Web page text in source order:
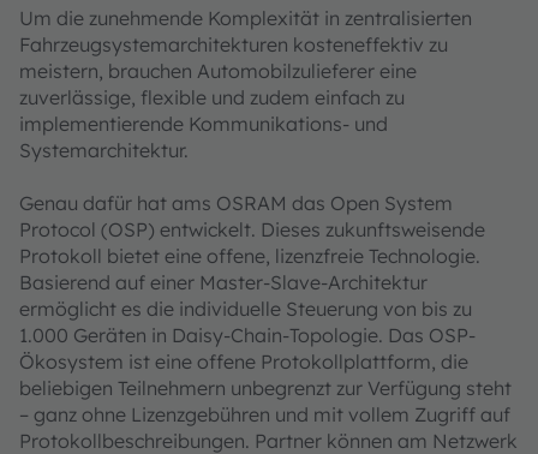
Um die zunehmende Komplexität in zentralisierten
Fahrzeugsystemarchitekturen kosteneffektiv zu
meistern, brauchen Automobilzulieferer eine
zuverlässige, flexible und zudem einfach zu
implementierende Kommunikations- und
Systemarchitektur.
Genau dafür hat ams OSRAM das Open System
Protocol (OSP) entwickelt. Dieses zukunftsweisende
Protokoll bietet eine offene, lizenzfreie Technologie.
Basierend auf einer Master-Slave-Architektur
ermöglicht es die individuelle Steuerung von bis zu
1.000 Geräten in Daisy-Chain-Topologie. Das OSP-
Ökosystem ist eine offene Protokollplattform, die
beliebigen Teilnehmern unbegrenzt zur Verfügung steht
– ganz ohne Lizenzgebühren und mit vollem Zugriff auf
Protokollbeschreibungen. Partner können am Netzwerk